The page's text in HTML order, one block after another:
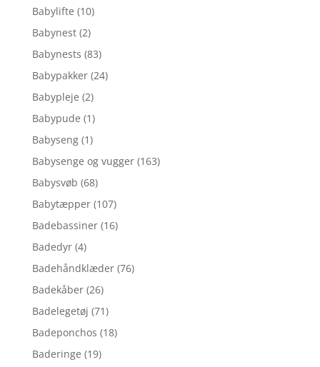
Babylifte (10)
Babynest (2)
Babynests (83)
Babypakker (24)
Babypleje (2)
Babypude (1)
Babyseng (1)
Babysenge og vugger (163)
Babysvøb (68)
Babytæpper (107)
Badebassiner (16)
Badedyr (4)
Badehåndklæder (76)
Badekåber (26)
Badelegetøj (71)
Badeponchos (18)
Baderinge (19)